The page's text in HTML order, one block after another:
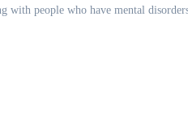
with people who have mental